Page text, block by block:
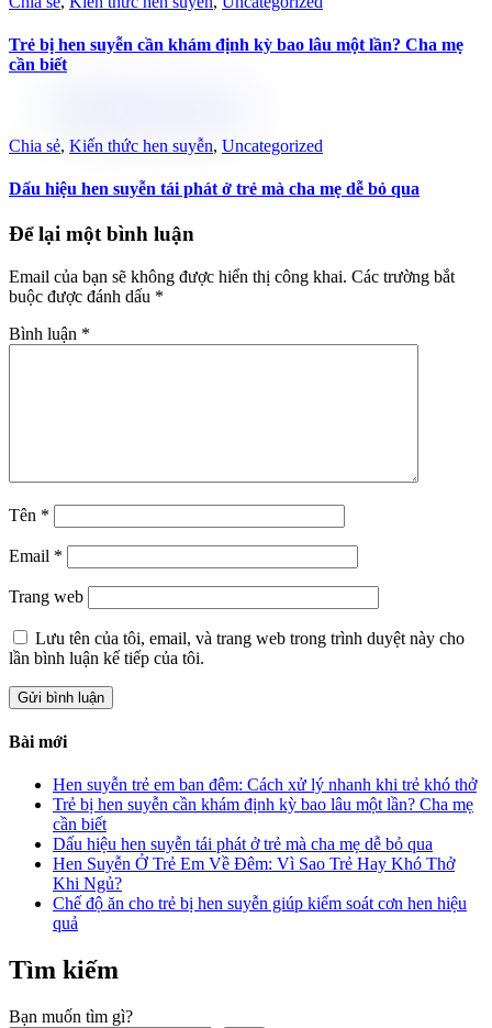
Trẻ bị hen suyễn cần khám định kỳ bao lâu một lần? Cha mẹ
cần biết
Chia sẻ, Kiến thức hen suyễn, Uncategorized
Dấu hiệu hen suyễn tái phát ở trẻ mà cha mẹ dễ bỏ qua
Để lại một bình luận
Email của bạn sẽ không được hiển thị công khai. Các trường bắt
buộc được đánh dấu *
Bình luận *
Tên *
Email *
Trang web
Lưu tên của tôi, email, và trang web trong trình duyệt này cho
lần bình luận kế tiếp của tôi.
Bài mới
Hen suyễn trẻ em ban đêm: Cách xử lý nhanh khi trẻ khó thở
Trẻ bị hen suyễn cần khám định kỳ bao lâu một lần? Cha mẹ
cần biết
Dấu hiệu hen suyễn tái phát ở trẻ mà cha mẹ dễ bỏ qua
Hen Suyễn Ở Trẻ Em Về Đêm: Vì Sao Trẻ Hay Khó Thở
Khi Ngủ?
Chế độ ăn cho trẻ bị hen suyễn giúp kiểm soát cơn hen hiệu
quả
Tìm kiếm
Bạn muốn tìm gì?